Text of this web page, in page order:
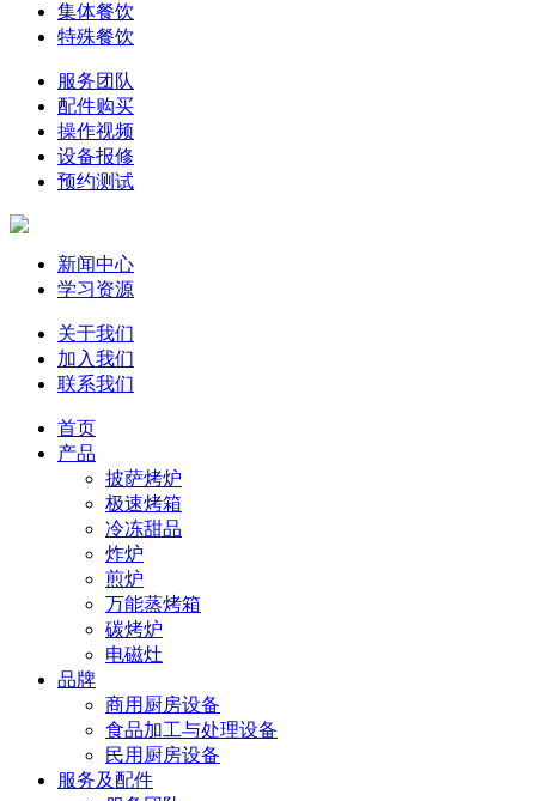
集体餐饮
特殊餐饮
服务团队
配件购买
操作视频
设备报修
预约测试
新闻中心
学习资源
关于我们
加入我们
联系我们
首页
产品
披萨烤炉
极速烤箱
冷冻甜品
炸炉
煎炉
万能蒸烤箱
碳烤炉
电磁灶
品牌
商用厨房设备
食品加工与处理设备
民用厨房设备
服务及配件